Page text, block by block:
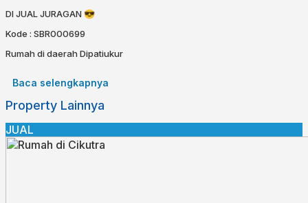
DI JUAL JURAGAN 😎
Kode : SBR000699
Rumah di daerah Dipatiukur
Sertifikat : SHM
Luas Tanah : 47
Luas Bangunan : 100
Kamar tidur : 4
Kamar Mandi : 2
Dapur : 1
Baca selengkapnya
Property Lainnya
JUAL